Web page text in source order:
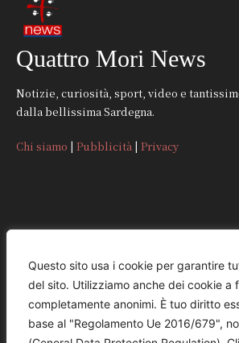
Questo sito usa i cookie per garantire
del sito. Utilizziamo anche dei cookie a
completamente anonimi. È tuo diritto
base al "Regolamento Ue 2016/679",
Quattro Mori News
Notizie, curiosità, sport, video e
dalla bellissima Sardegna.
Chi siamo | Pubblicità | Privacy
CONTATTI
REDAZIONE
redazione@quattromorinews.it